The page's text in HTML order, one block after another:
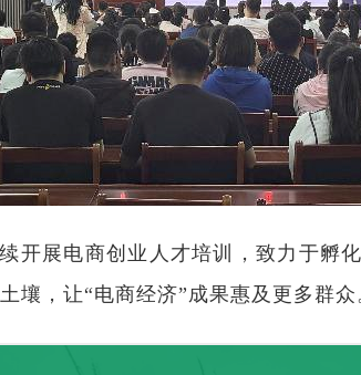
开展电商创业人才培训，致力于孵
壤，让“电商经济”成果惠及更多群众